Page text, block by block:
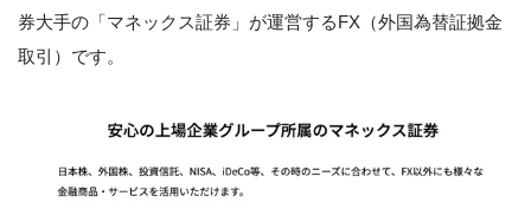
券大手の「マネックス証券」が運営するFX（外国為替証拠金
取引）です。